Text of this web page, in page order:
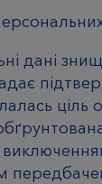
дані